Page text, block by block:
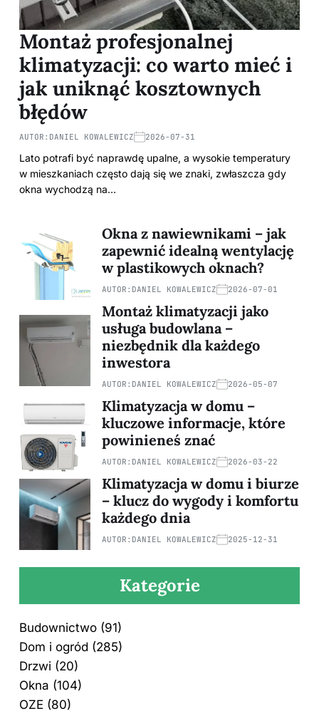
Montaż profesjonalnej
klimatyzacji: co warto mieć i
jak uniknąć kosztownych
błędów
AUTOR: DANIEL KOWALEWICZ 2026-07-31
Lato potrafi być naprawdę upalne, a wysokie temperatury
w mieszkaniach często dają się we znaki, zwłaszcza gdy
okna wychodzą na…
Okna z nawiewnikami – jak
zapewnić idealną wentylację
w plastikowych oknach?
AUTOR: DANIEL KOWALEWICZ 2026-07-01
Montaż klimatyzacji jako
usługa budowlana –
niezbędnik dla każdego
inwestora
AUTOR: DANIEL KOWALEWICZ 2026-05-07
Klimatyzacja w domu –
kluczowe informacje, które
powinieneś znać
AUTOR: DANIEL KOWALEWICZ 2026-03-22
Klimatyzacja w domu i biurze
– klucz do wygody i komfortu
każdego dnia
AUTOR: DANIEL KOWALEWICZ 2025-12-31
Kategorie
Budownictwo (91)
Dom i ogród (285)
Drzwi (20)
Okna (104)
OZE (80)